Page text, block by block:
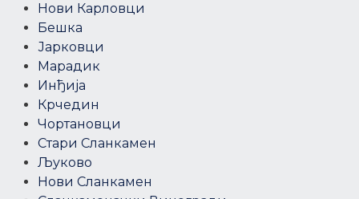
Нови Карловци
Бешка
Јарковци
Марадик
Инђија
Крчедин
Чортановци
Стари Сланкамен
Љуково
Нови Сланкамен